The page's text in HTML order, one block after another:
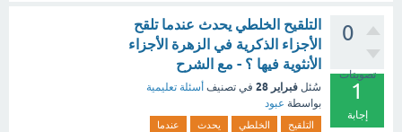
0
تصويتات
1
إجابة
التلقيح الخلطي يحدث عندما تلقح
الأجزاء الذكرية في الزهرة الأجزاء
الأنثوية فيها ؟ - مع الشرح
سُئل فبراير 28 في تصنيف أسئلة تعليمية
بواسطة عبود
التلقيح الخلطي يحدث
عندما